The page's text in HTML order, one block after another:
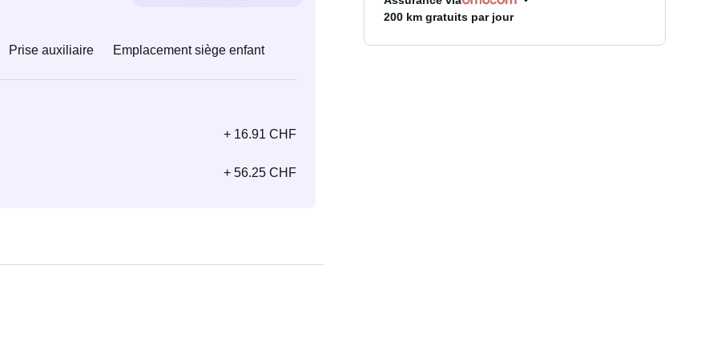
Prise auxiliaire
Emplacement siège enfant
+ 16.91 CHF
+ 56.25 CHF
200 km gratuits par jour